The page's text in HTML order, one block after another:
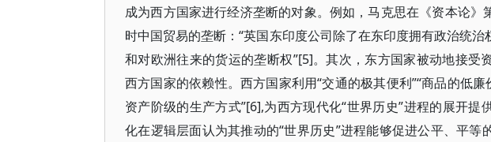
成为西方国家进行经济垄断的对象。例如，马克思在《资本论》
时中国贸易的垄断：“英国东印度公司除了在东印度拥有政治统
和对欧洲往来的货运的垄断权”[5]。其次，东方国家被动地接受
西方国家的依赖性。西方国家利用“交通的极其便利”“商品的低
资产阶级的生产方式”[6],为西方现代化“世界历史”进程的展开
化在逻辑层面认为其推动的“世界历史”进程能够促进公平、平